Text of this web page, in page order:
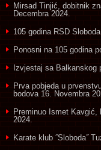
Mirsad Tinjić, dobitnik
Decembra 2024.
105 godina RSD Sloboda
Ponosni na 105 godina
Izvjestaj sa Balkanskog
Prva pobjeda u
bodova 16. Novembra
Preminuo Ismet Kavgić,
2024.
Karate klub ˝Sloboda˝